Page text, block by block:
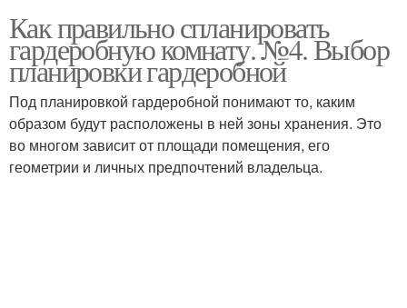
Как правильно спланировать
гардеробную комнату. №4. Выбор
планировки гардеробной
Под планировкой гардеробной понимают то, каким
образом будут расположены в ней зоны хранения. Это
во многом зависит от площади помещения, его
геометрии и личных предпочтений владельца.